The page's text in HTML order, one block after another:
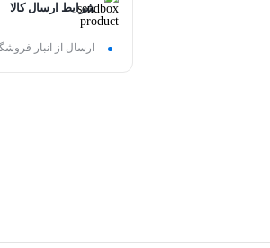
شرایط ارسال کالا
ارسال از انبار